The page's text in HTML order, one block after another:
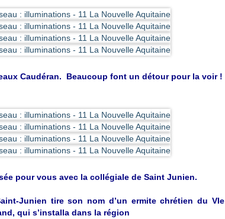
Caudéran. Beaucoup font un détour pour la voir !
pour vous avec la collégiale de Saint Junien.
tire son nom d’un ermite chrétien du VIe
qui s’installa dans la région